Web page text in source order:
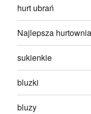
hurt ubrań
Najlepsza
sukienkie
bluzki
bluzy